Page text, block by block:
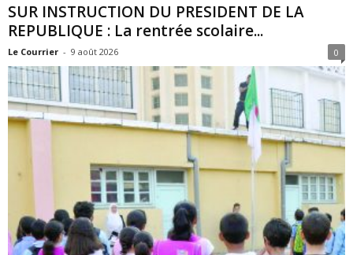
SUR INSTRUCTION DU PRESIDENT DE LA
REPUBLIQUE : La rentrée scolaire...
Le Courrier - 9 août 2026 0